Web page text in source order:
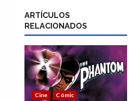
ARTÍCULOS
RELACIONADOS
Cine Cómic